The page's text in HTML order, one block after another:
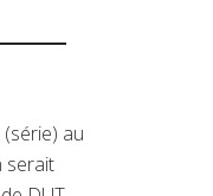
au
serait